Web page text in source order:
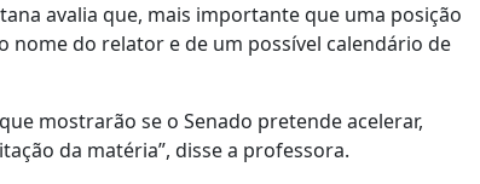
avalia que, mais importante que uma posição
nome do relator e de um possível calendário de
mostrarão se o Senado pretende acelerar,
da matéria”, disse a professora.